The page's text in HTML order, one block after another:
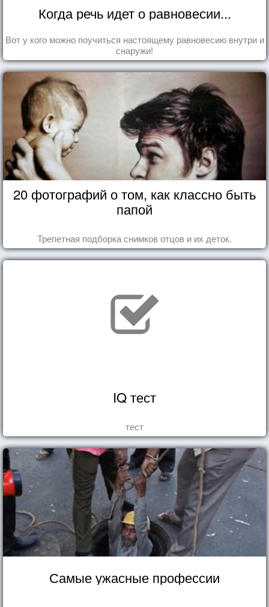
Когда речь идет о равновесии...
Вот у кого можно поучиться настоящему равновесию внутри и
снаружи!
20 фотографий о том, как классно быть
папой
Трепетная подборка снимков отцов и их деток.
IQ тест
тест
Самые ужасные профессии